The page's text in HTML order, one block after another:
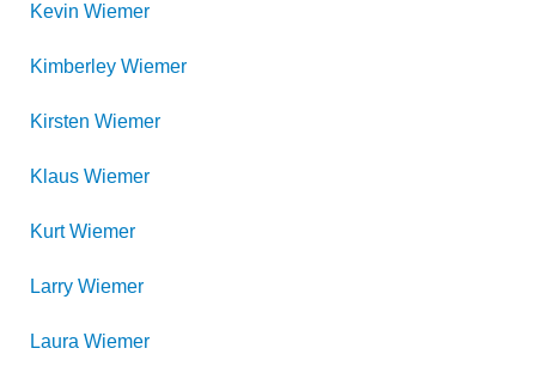
Kevin Wiemer
Kimberley Wiemer
Kirsten Wiemer
Klaus Wiemer
Kurt Wiemer
Larry Wiemer
Laura Wiemer